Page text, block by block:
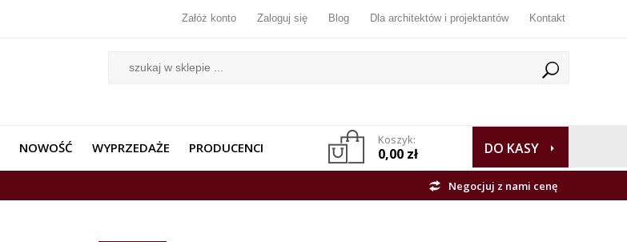
Załóż konto Zaloguj się Blog Dla architektów i projektantów Kontakt
NOWOŚĆ WYPRZEDAŻE PRODUCENCI Koszyk:
0,00 zł DO KASY
Negocjuj z nami cenę